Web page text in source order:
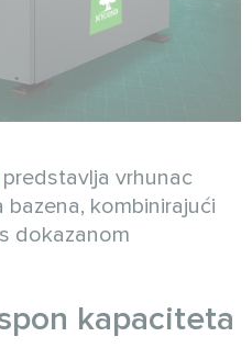
vrhunac
kombinirajući
dokazanom
kapaciteta